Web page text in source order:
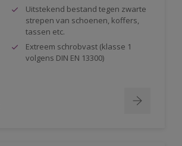
Uitstekend bestand tegen zwarte
strepen van schoenen, koffers,
tassen etc.
Extreem schrobvast (klasse 1
volgens DIN EN 13300)